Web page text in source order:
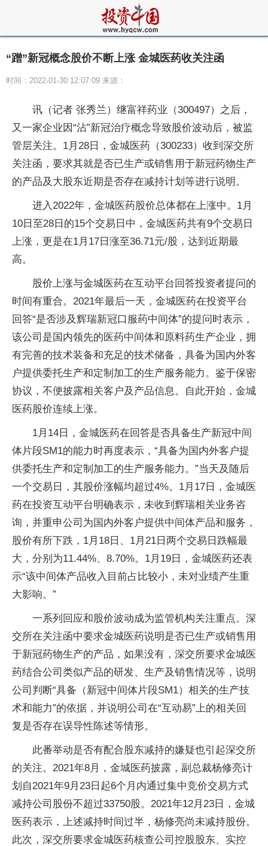
“蹭”新冠概念股价不断上涨 金城医药收关注函
时间：2022-01-30 12:07:09 来源：
讯（记者 张秀兰）继富祥药业（300497）之后，
又一家企业因“沾”新冠治疗概念导致股价波动后，被监
管层关注。1月28日，金城医药（300233）收到深交所
关注函，要求其就是否已生产或销售用于新冠药物生产
的产品及大股东近期是否存在减持计划等进行说明。
进入2022年，金城医药股价总体都在上涨中。1月
10日至28日的15个交易日中，金城医药共有9个交易日
上涨，更是在1月17日涨至36.71元/股，达到近期最
高。
股价上涨与金城医药在互动平台回答投资者提问的
时间有重合。2021年最后一天，金城医药在投资平台
回答“是否涉及辉瑞新冠口服药中间体”的提问时表示，
该公司是国内领先的医药中间体和原料药生产企业，拥
有完善的技术装备和充足的技术储备，具备为国内外客
户提供委托生产和定制加工的生产服务能力。鉴于保密
协议，不便披露相关客户及产品信息。自此开始，金城
医药股价连续上涨。
1月14日，金城医药在回答是否具备生产新冠中间
体片段SM1的能力时再度表示，“具备为国内外客户提
供委托生产和定制加工的生产服务能力。”当天及随后
一个交易日，其股价涨幅均超过4%。1月17日，金城医
药在投资互动平台明确表示，未收到辉瑞相关业务咨
询，并重申公司为国内外客户提供中间体产品和服务，
股价有所下跌，1月18日、1月21日两个交易日跌幅最
大，分别为11.44%、8.70%。1月19日，金城医药还表
示“该中间体产品收入目前占比较小，未对业绩产生重
大影响。”
一系列回应和股价波动成为监管机构关注重点。深
交所在关注函中要求金城医药说明是否已生产或销售用
于新冠药物生产的产品，如果没有，深交所要求金城医
药结合公司类似产品的研发、生产及销售情况等，说明
公司判断“具备（新冠中间体片段SM1）相关的生产技
术和能力”的依据，并说明公司在“互动易”上的相关回
复是否存在误导性陈述等情形。
此番举动是否有配合股东减持的嫌疑也引起深交所
的关注。2021年8月，金城医药披露，副总裁杨修亮计
划自2021年9月23日起6个月内通过集中竞价交易方式
减持公司股份不超过33750股。2021年12月23日，金城
医药表示，上述减持时间过半，杨修亮尚未减持股份。
此次，深交所要求金城医药核查公司控股股东、实控